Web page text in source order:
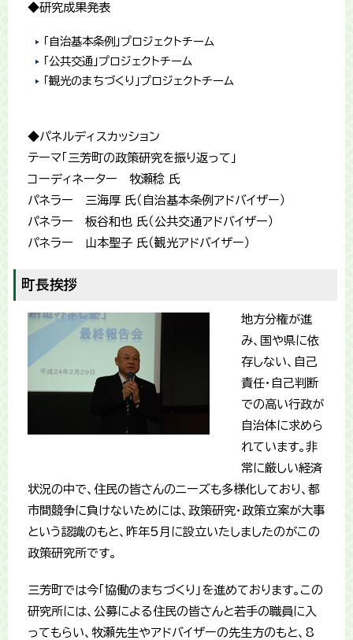
◆研究成果発表
「自治基本条例」プロジェクトチーム
「公共交通」プロジェクトチーム
「観光のまちづくり」プロジェクトチーム
◆パネルディスカッション
テーマ「三芳町の政策研究を振り返って」
コーディネーター 牧瀬稔 氏
パネラー 三海厚 氏（自治基本条例アドバイザー）
パネラー 板谷和也 氏（公共交通アドバイザー）
パネラー 山本聖子 氏（観光アドバイザー）
町長挨拶
地方分権が進
み、国や県に依
存しない、自己
責任・自己判断
での高い行政が
自治体に求めら
れています。非
常に厳しい経済
状況の中で、住民の皆さんのニーズも多様化しており、都
市間競争に負けないためには、政策研究・政策立案が大事
という認識のもと、昨年5月に設立いたしましたのがこの
政策研究所です。
三芳町では今「協働のまちづくり」を進めております。この
研究所には、公募による住民の皆さんと若手の職員に入
ってもらい、牧瀬先生やアドバイザーの先生方のもと、8